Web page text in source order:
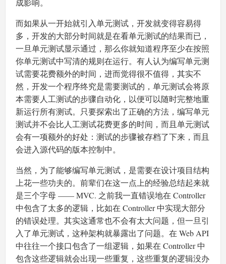
成影响。
而如果从一开始就引入单元测试，开发就变得容易得
多，开发的大部分时间就是在看单元测试的结果而已，
一旦单元测试显示通过，那么你就知道程序至少在按照
你单元测试中写清的规则在运行。有人认为编写单元测
试需要花费额外的时间，进而觉得很不值得，其实不
然，开发一个程序终究是需要测试的，单元测试会将原
本需要人工测试的步骤自动化，以便可以随时完整地重
新运行所有测试。只要探索出了正确的方法，编写单元
测试并不会比人工测试花费更多的时间，而且单元测试
会有一项额外的好处：测试的步骤被存档了下来，而且
会进入源代码的版本控制中。
当然，为了能够编写单元测试，是需要在设计项目结构
上花一些功夫的。前辈们在这一点上的经验总结起来就
是三个字母 —— MVC. 之前我一直错误地在 Controller
中包含了太多的逻辑，比如在 Controller 中实现大部分
的错误处理。其实这通常也不会有太大问题，但一旦引
入了单元测试，这种架构就暴露出了问题。在 Web API
中往往一个接口包含了一组逻辑，如果在 Controller 中
包含这些逻辑就会出现一些重复，这些重复的逻辑没办